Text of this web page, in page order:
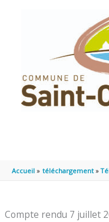
Accueil téléchargement
Compte rendu 7 juillet